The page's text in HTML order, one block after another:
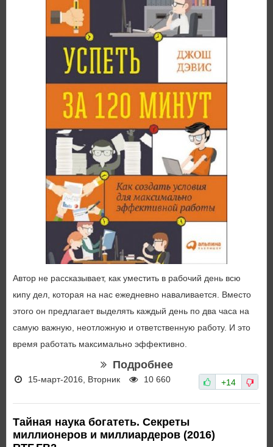
Автор не рассказывает, как уместить в рабочий день всю
кипу дел, которая на нас ежедневно наваливается. Вместо
этого он предлагает выделять каждый день по два часа на
самую важную, неотложную и ответственную работу. И это
время работать максимально эффективно.
Подробнее
15-март-2016, Вторник 10 660 +14
Тайная наука богатеть. Секреты
миллионеров и миллиардеров (2016)